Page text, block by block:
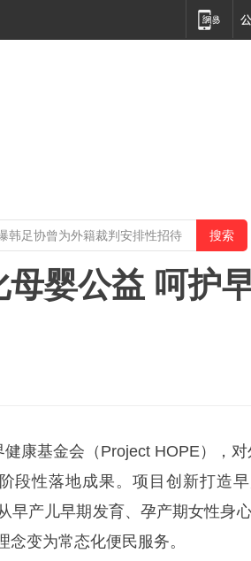
婴公益 呵护
康基金会（Project HOPE），对
段性落地成果。项目创新打造
早产儿早期发育、孕产期女性身
变为常态化便民服务。